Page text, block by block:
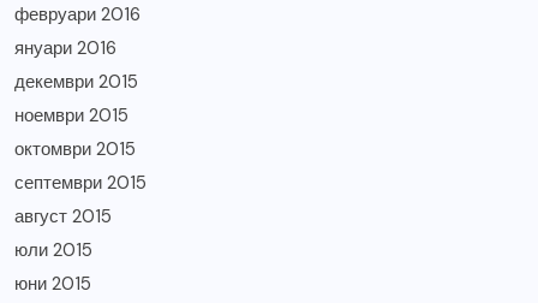
февруари 2016
януари 2016
декември 2015
ноември 2015
октомври 2015
септември 2015
август 2015
юли 2015
юни 2015